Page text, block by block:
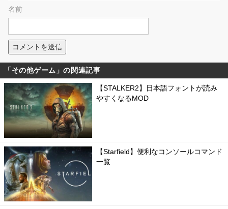
名前
「その他ゲーム」の関連記事
【STALKER2】日本語フォントが読み
やすくなるMOD
【Starfield】便利なコンソールコマンド
一覧